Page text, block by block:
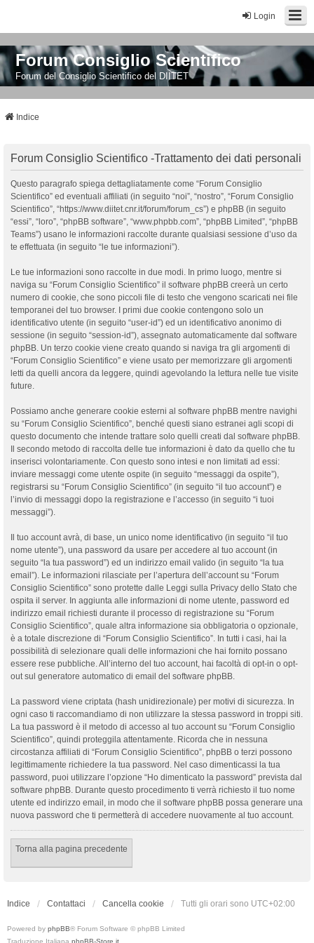
Login
Forum Consiglio Scientifico
Forum del Consiglio Scientifico del DIITET
Indice
Forum Consiglio Scientifico -Trattamento dei dati personali
Questo paragrafo spiega dettagliatamente come “Forum Consiglio
Scientifico” ed eventuali affiliati (in seguito “noi”, “nostro”, “Forum Consiglio
Scientifico”, “https://www.diitet.cnr.it/forum/forum_cs”) e phpBB (in seguito
“essi”, “loro”, “phpBB software”, “www.phpbb.com”, “phpBB Limited”, “phpBB
Teams”) usano le informazioni raccolte durante qualsiasi sessione d’uso da
te effettuata (in seguito “le tue informazioni”).
Le tue informazioni sono raccolte in due modi. In primo luogo, mentre si
naviga su “Forum Consiglio Scientifico” il software phpBB creerà un certo
numero di cookie, che sono piccoli file di testo che vengono scaricati nei file
temporanei del tuo browser. I primi due cookie contengono solo un
identificativo utente (in seguito “user-id”) ed un identificativo anonimo di
sessione (in seguito “session-id”), assegnato automaticamente dal software
phpBB. Un terzo cookie viene creato quando si naviga tra gli argomenti di
“Forum Consiglio Scientifico” e viene usato per memorizzare gli argomenti
letti da quelli ancora da leggere, quindi agevolando la lettura nelle tue visite
future.
Possiamo anche generare cookie esterni al software phpBB mentre navighi
su “Forum Consiglio Scientifico”, benché questi siano estranei agli scopi di
questo documento che intende trattare solo quelli creati dal software phpBB.
Il secondo metodo di raccolta delle tue informazioni è dato da quello che tu
inserisci volontariamente. Con questo sono intesi e non limitati ad essi:
inviare messaggi come utente ospite (in seguito “messaggi da ospite”),
registrarsi su “Forum Consiglio Scientifico” (in seguito “il tuo account”) e
l’invio di messaggi dopo la registrazione e l’accesso (in seguito “i tuoi
messaggi”).
Il tuo account avrà, di base, un unico nome identificativo (in seguito “il tuo
nome utente”), una password da usare per accedere al tuo account (in
seguito “la tua password”) ed un indirizzo email valido (in seguito “la tua
email”). Le informazioni rilasciate per l’apertura dell’account su “Forum
Consiglio Scientifico” sono protette dalle Leggi sulla Privacy dello Stato che
ospita il server. In aggiunta alle informazioni di nome utente, password ed
indirizzo email richiesti durante il processo di registrazione su “Forum
Consiglio Scientifico”, quale altra informazione sia obbligatoria o opzionale,
è a totale discrezione di “Forum Consiglio Scientifico”. In tutti i casi, hai la
possibilità di selezionare quali delle informazioni che hai fornito possano
essere rese pubbliche. All’interno del tuo account, hai facoltà di opt-in o opt-
out sul generatore automatico di email del software phpBB.
La password viene criptata (hash unidirezionale) per motivi di sicurezza. In
ogni caso ti raccomandiamo di non utilizzare la stessa password in troppi siti.
La tua password è il metodo di accesso al tuo account su “Forum Consiglio
Scientifico”, quindi proteggila attentamente. Ricorda che in nessuna
circostanza affiliati di “Forum Consiglio Scientifico”, phpBB o terzi possono
legittimamente richiedere la tua password. Nel caso dimenticassi la tua
password, puoi utilizzare l’opzione “Ho dimenticato la password” prevista dal
software phpBB. Durante questo procedimento ti verrà richiesto il tuo nome
utente ed indirizzo email, in modo che il software phpBB possa generare una
nuova password che ti permetterà di accedere nuovamente al tuo account.
Torna alla pagina precedente
Indice Contattaci Cancella cookie Tutti gli orari sono UTC+02:00
Powered by phpBB® Forum Software © phpBB Limited
Traduzione Italiana phpBB-Store.it